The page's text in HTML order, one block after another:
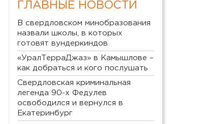
ГЛАВНЫЕ НОВОСТИ
В свердловском минобразования
назвали школы, в которых
готовят вундеркиндов
«УралТерраДжаз» в Камышлове –
как добраться и кого послушать
Свердловская криминальная
легенда 90-х Федулев
освободился и вернулся в
Екатеринбург